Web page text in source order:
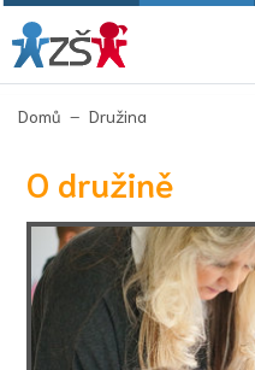
Domů Družina
O družině